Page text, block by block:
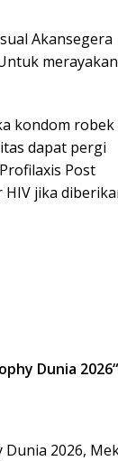
Akansegera
merayakan
kondom robek
dapat pergi
Post
jika
Dunia 2026“
2026,